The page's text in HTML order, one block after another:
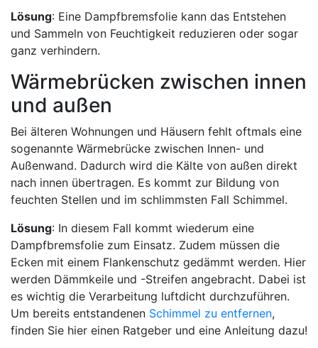
Lösung: Eine Dampfbremsfolie kann das Entstehen
und Sammeln von Feuchtigkeit reduzieren oder sogar
ganz verhindern.
Wärmebrücken zwischen innen
und außen
Bei älteren Wohnungen und Häusern fehlt oftmals eine
sogenannte Wärmebrücke zwischen Innen- und
Außenwand. Dadurch wird die Kälte von außen direkt
nach innen übertragen. Es kommt zur Bildung von
feuchten Stellen und im schlimmsten Fall Schimmel.
Lösung: In diesem Fall kommt wiederum eine
Dampfbremsfolie zum Einsatz. Zudem müssen die
Ecken mit einem Flankenschutz gedämmt werden. Hier
werden Dämmkeile und -Streifen angebracht. Dabei ist
es wichtig die Verarbeitung luftdicht durchzuführen.
Um bereits entstandenen Schimmel zu entfernen,
finden Sie hier einen Ratgeber und eine Anleitung dazu!